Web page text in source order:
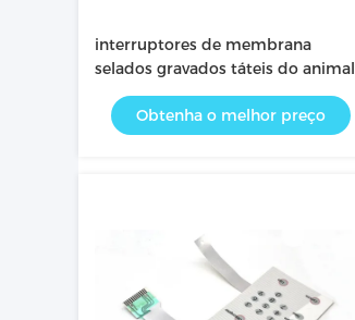
interruptores de membrana
selados gravados táteis do animal
de estimação de 115 * de 130mm
Obtenha o melhor preço